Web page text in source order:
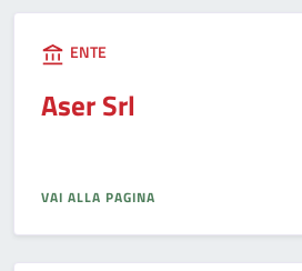
ENTE
Aser Srl
VAI ALLA PAGINA